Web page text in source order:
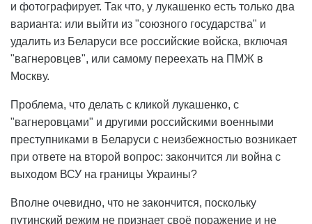
и фотографирует. Так что, у лукашенко есть только два
варианта: или выйти из "союзного государства" и
удалить из Беларуси все российские войска, включая
"вагнеровцев", или самому переехать на ПМЖ в
Москву.
Проблема, что делать с кликой лукашенко, с
"вагнеровцами" и другими российскими военными
преступниками в Беларуси с неизбежностью возникает
при ответе на второй вопрос: закончится ли война с
выходом ВСУ на границы Украины?
Вполне очевидно, что не закончится, поскольку
путинский режим не признает своё поражение и не